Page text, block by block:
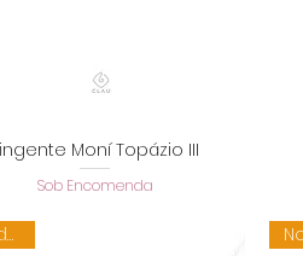
Visualização rápida
Moní Topázio III
Sob Encomenda
Novidade